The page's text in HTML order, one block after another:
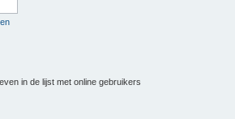
in de lijst met online gebruikers